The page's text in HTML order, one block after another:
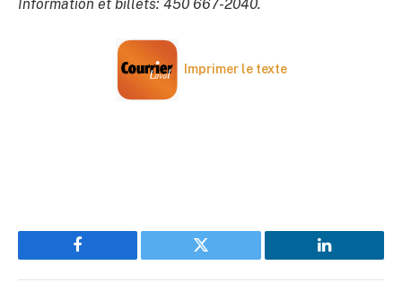
Information et billets: 450 667-2040.
Imprimer le texte
Facebook Twitter LinkedIn